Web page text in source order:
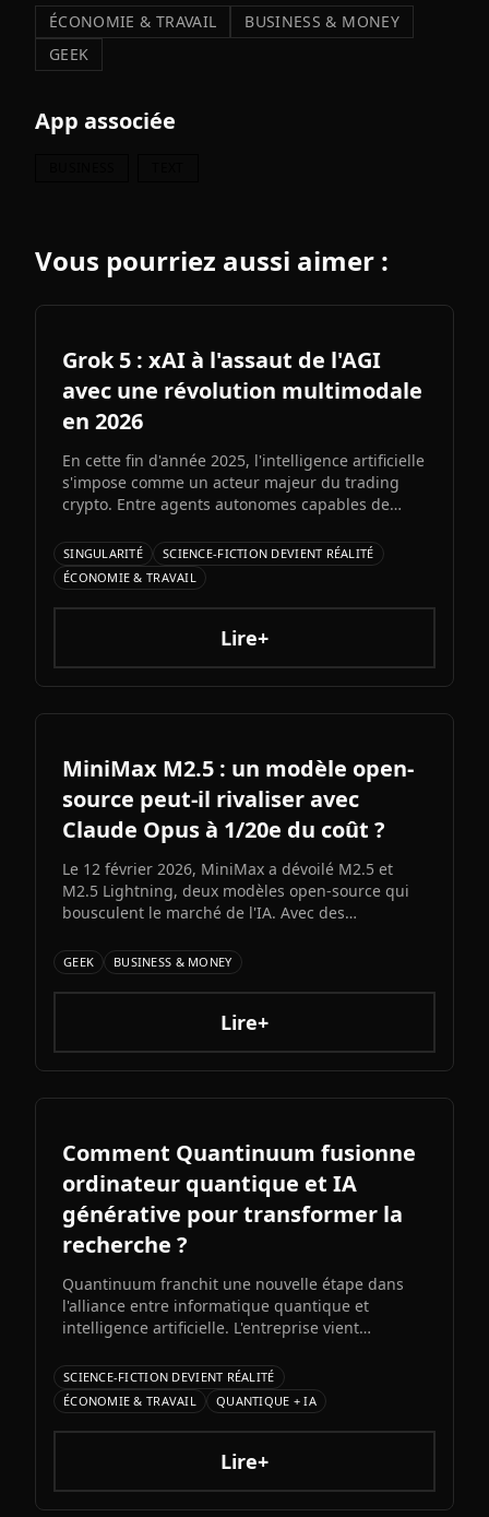
ÉCONOMIE & TRAVAIL
BUSINESS & MONEY
GEEK
App associée
Vous pourriez aussi aimer :
Grok 5 : xAI à l'assaut de l'AGI
avec une révolution multimodale
en 2026
En cette fin d'année 2025, l'intelligence artificielle
s'impose comme un acteur majeur du trading
crypto. Entre agents autonomes capables de
d'Elon Musk s'annonce comme l'un des paris les
plus audacieux de l'histoire de l'IA. Entre
architecture colossale, capacités multimodales
natives et ambitions AGI assumées, Grok 5
pourrait redessiner le paysage de l'intelligence
SINGULARITÉ
SCIENCE-FICTION DEVIENT RÉALITÉ
ÉCONOMIE & TRAVAIL
Lire+
MiniMax M2.5 : un modèle open-
source peut-il rivaliser avec
Claude Opus à 1/20e du coût ?
Le 12 février 2026, MiniMax a dévoilé M2.5 et
M2.5 Lightning, deux modèles open-source qui
bousculent le marché de l'IA. Avec des
coding et un coût 20 fois inférieur à Claude Opus
4.6, ces nouveaux venus chinois redéfinissent le
rapport qualité-prix dans l'IA générative.
GEEK BUSINESS & MONEY
Lire+
Comment Quantinuum fusionne
ordinateur quantique et IA
générative pour transformer la
recherche ?
Quantinuum franchit une nouvelle étape dans
l'alliance entre informatique quantique et
intelligence artificielle. L'entreprise vient
exploite les données générées par son
ordinateur quantique H2 pour entraîner des
modèles d'IA capables de résoudre des
problèmes complexes inaccessibles aux systèmes
SCIENCE-FICTION DEVIENT RÉALITÉ
ÉCONOMIE & TRAVAIL
QUANTIQUE + IA
Lire+